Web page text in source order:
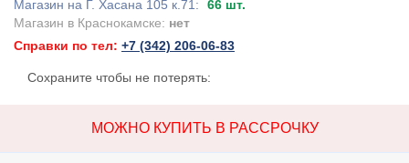
Магазин на Г. Хасана 105 к.71:
66 шт.
Магазин в Краснокамске: нет
Справки по тел: +7 (342) 206-06-83
Сохраните чтобы не потерять:
МОЖНО КУПИТЬ В РАССРОЧКУ